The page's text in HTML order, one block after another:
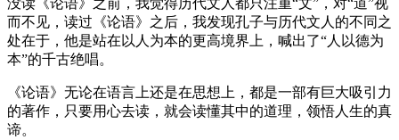
而不见，读过《论语》之后，我发现孔子与历代文人的不同之
处在于，他是站在以人为本的更高境界上，喊出了“人以德为
本”的千古绝唱。
《论语》无论在语言上还是在思想上，都是一部有巨大吸引力
的著作，只要用心去读，就会读懂其中的道理，领悟人生的真
谛。